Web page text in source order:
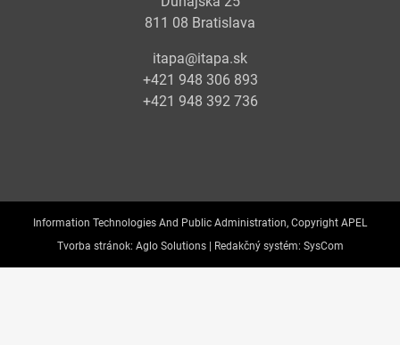
811 08 Bratislava
itapa@itapa.sk
+421 948 306 893
+421 948 392 736
Information Technologies And Public Administration, Copyright APEL
Tvorba stránok: Aglo Solutions | Redakčný systém: SysCom